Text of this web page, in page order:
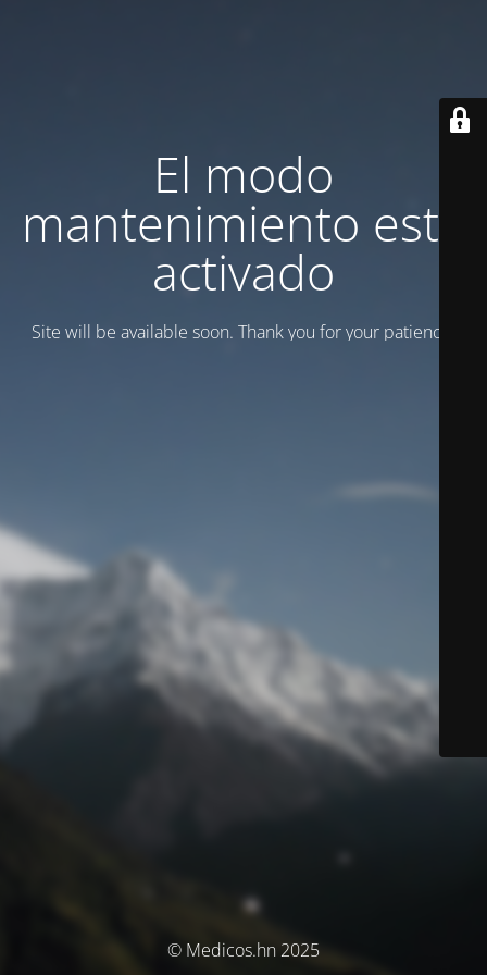
El modo
mantenimiento está
activado
Site will be available soon. Thank you for your patience!
© Medicos.hn 2025